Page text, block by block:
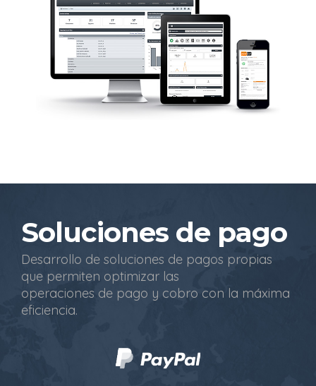
Soluciones de pago
Desarrollo de soluciones de pagos propias
que permiten optimizar las
operaciones de pago y cobro con la máxima
eficiencia.